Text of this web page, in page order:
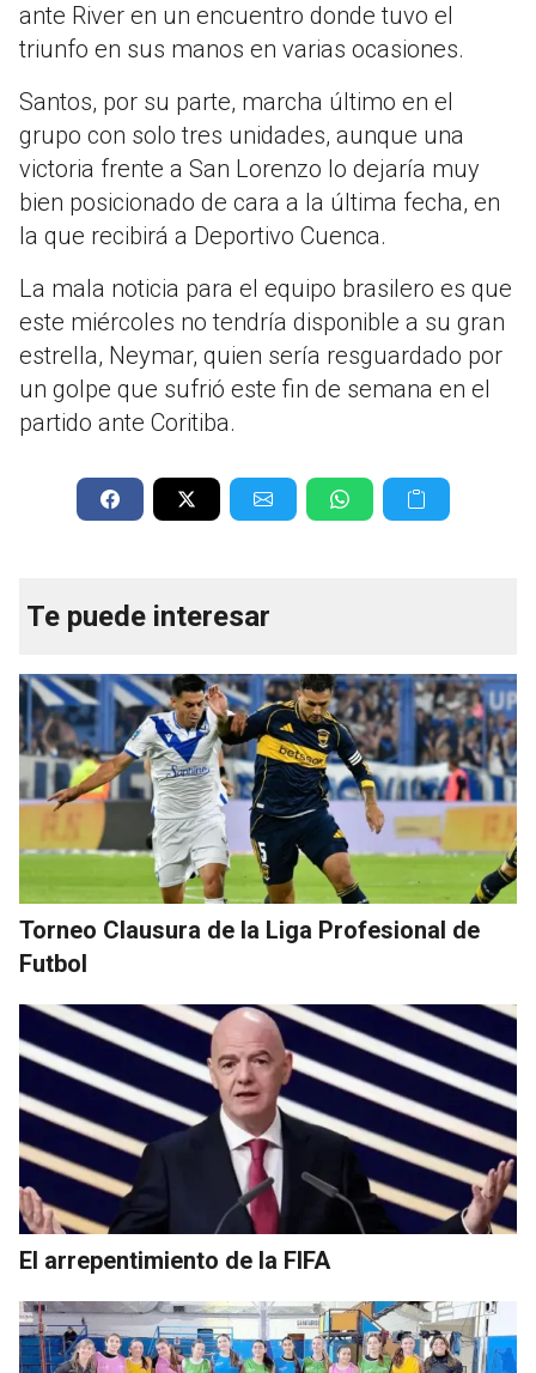
ante River en un encuentro donde tuvo el
triunfo en sus manos en varias ocasiones.
Santos, por su parte, marcha último en el
grupo con solo tres unidades, aunque una
victoria frente a San Lorenzo lo dejaría muy
bien posicionado de cara a la última fecha, en
la que recibirá a Deportivo Cuenca.
La mala noticia para el equipo brasilero es que
este miércoles no tendría disponible a su gran
estrella, Neymar, quien sería resguardado por
un golpe que sufrió este fin de semana en el
partido ante Coritiba.
Te puede interesar
Torneo Clausura de la Liga Profesional de
Futbol
El arrepentimiento de la FIFA